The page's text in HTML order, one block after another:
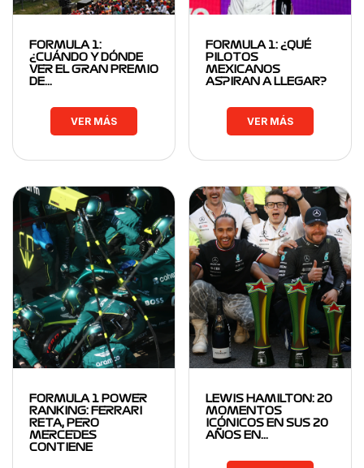
FORMULA 1:
¿CUÁNDO Y DÓNDE
VER EL GRAN PREMIO
DE…
VER MÁS
FORMULA 1: ¿QUÉ
PILOTOS
MEXICANOS
ASPIRAN A LLEGAR?
VER MÁS
FORMULA 1 POWER
RANKING: FERRARI
RETA, PERO
MERCEDES
CONTIENE
LEWIS HAMILTON: 20
MOMENTOS
ICÓNICOS EN SUS 20
AÑOS EN…